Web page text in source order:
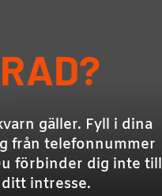
gäller. Fyll i dina
från telefonnummer
förbinder dig inte till
intresse.